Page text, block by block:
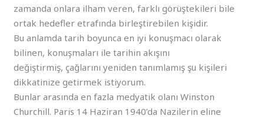
zamanda onlara ilham veren, farklı görüştekileri bile
ortak hedefler etrafında birleştirebilen kişidir.
Bu anlamda tarih boyunca en iyi konuşmacı olarak
bilinen, konuşmaları ile tarihin akışını
değiştirmiş, çağlarını yeniden tanımlamış şu kişileri
dikkatinize getirmek istiyorum.
Bunlar arasında en fazla medyatik olanı Winston
Churchill. Paris 14 Haziran 1940’da Nazilerin eline